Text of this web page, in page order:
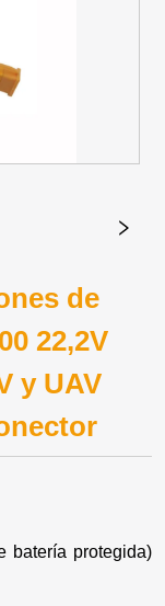
de
22,2V
y UAV
batería protegida)